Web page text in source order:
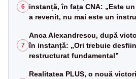
6
instanță, în fața CNA: „Este
a revenit, nu mai este un
7
Anca Alexandrescu, după
în instanță: „Ori trebuie
restructurat fundamental”
Realitatea PLUS, o nouă